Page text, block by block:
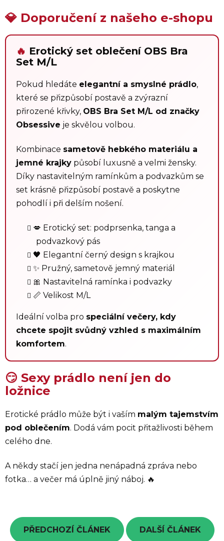
💎 Doporučení z našeho e-shopu
🔥 Erotický set oblečení OBS Bra
Set M/L
Pokud hledáte elegantní a smyslné prádlo,
které se přizpůsobí postavě a zvýrazní
přirozené křivky, OBS Bra Set M/L od značky
Obsessive je skvělou volbou.
Kombinace sametově hebkého materiálu a
jemné krajky působí luxusně a velmi žensky.
Díky nastavitelným ramínkům a podvazkům se
set krásně přizpůsobí postavě a poskytne
pohodlí i při delším nošení.
💋 Erotický set: podprsenka, tanga a
podvazkový pás
🖤 Elegantní černý design s krajkou
✨ Pružný, sametově jemný materiál
🎀 Nastavitelná ramínka i podvazky
📏 Velikost M/L
Ideální volba pro speciální večery, kdy
chcete spojit svůdný vzhled s maximálním
komfortem.
😏 Sexy prádlo není jen do
ložnice
Erotické prádlo může být i vaším malým tajemstvím
pod oblečením. Dodá vám pocit přitažlivosti během
celého dne.
A někdy stačí jen jedna nenápadná zpráva nebo
fotka… a večer má úplně jiný náboj. 🔥
PŘEDCHOZÍ ČLÁNEK DALŠÍ ČLÁNEK